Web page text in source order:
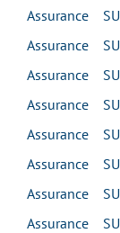
Assurance
Assurance
Assurance
Assurance
Assurance
Assurance
Assurance
Assurance